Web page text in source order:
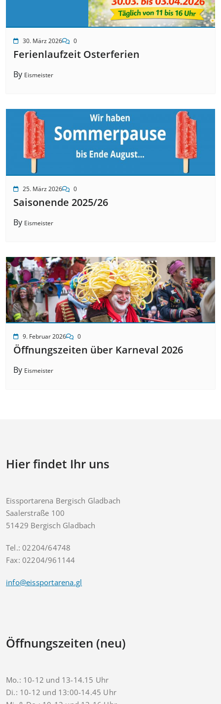
30. März 2026 0
Ferienlaufzeit Osterferien
By Eismeister
25. März 2026 0
Saisonende 2025/26
By Eismeister
9. Februar 2026 0
Öffnungszeiten über Karneval 2026
By Eismeister
Hier findet Ihr uns
Eissportarena Bergisch Gladbach
Saalerstraße 100
51429 Bergisch Gladbach
Tel.: 02204/64748
Fax: 02204/961144
info@eissportarena.gl
Öffnungszeiten (neu)
Mo.: 10-12 und 13-14.15 Uhr
Di.: 10-12 und 13:00-14.45 Uhr